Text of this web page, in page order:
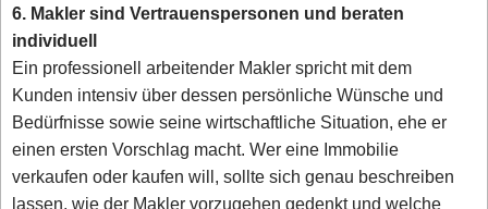
6. Makler sind Vertrauenspersonen und beraten
individuell
Ein professionell arbeitender Makler spricht mit dem
Kunden intensiv über dessen persönliche Wünsche und
Bedürfnisse sowie seine wirtschaftliche Situation, ehe er
einen ersten Vorschlag macht. Wer eine Immobilie
verkaufen oder kaufen will, sollte sich genau beschreiben